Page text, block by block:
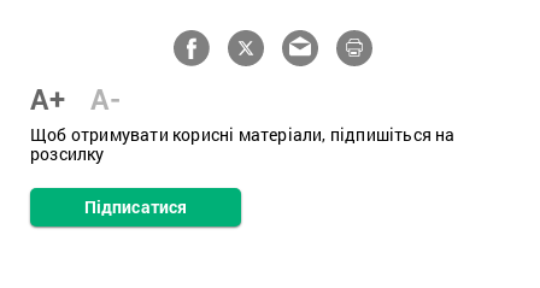
A+ A-
Щоб отримувати корисні матеріали, підпишіться на
розсилку
Підписатися